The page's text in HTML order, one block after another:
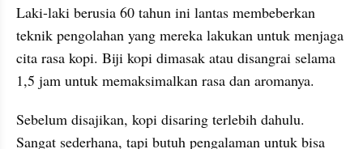
Laki-laki berusia 60 tahun ini lantas membeberkan
teknik pengolahan yang mereka lakukan untuk menjaga
cita rasa kopi. Biji kopi dimasak atau disangrai selama
1,5 jam untuk memaksimalkan rasa dan aromanya.
Sebelum disajikan, kopi disaring terlebih dahulu.
Sangat sederhana, tapi butuh pengalaman untuk bisa